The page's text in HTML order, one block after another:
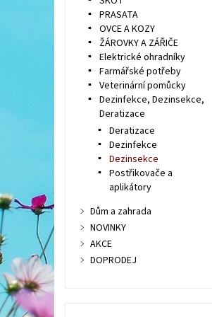
PRASATA
OVCE A KOZY
ŽÁROVKY A ZÁŘIČE
Elektrické ohradníky
Farmářské potřeby
Veterinární pomůcky
Dezinfekce, Dezinsekce,
Deratizace
Deratizace
Dezinfekce
Dezinsekce
Postřikovače a
aplikátory
Dům a zahrada
NOVINKY
AKCE
DOPRODEJ